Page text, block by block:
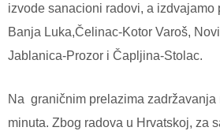
izvode sanacioni radovi, a izdvajamo
Banja Luka,Čelinac-Kotor Varoš,
Jablanica-Prozor i Čapljina-Stolac.
Na graničnim prelazima zadržavanja
minuta. Zbog radova u Hrvatskoj, za